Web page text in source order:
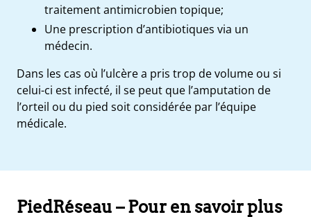
traitement antimicrobien topique;
Une prescription d’antibiotiques via un
médecin.
Dans les cas où l’ulcère a pris trop de volume ou si
celui-ci est infecté, il se peut que l’amputation de
l’orteil ou du pied soit considérée par l’équipe
médicale.
PiedRéseau – Pour en savoir plus